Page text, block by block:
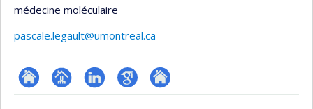
médecine moléculaire
pascale.legault@umontreal.ca
ResearchGate
Page LinkedInGoogleAutre